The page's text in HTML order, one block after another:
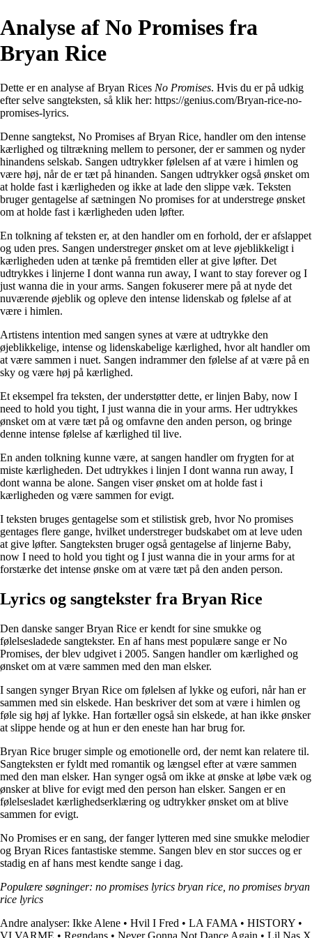
Analyse af No Promises fra
Bryan Rice
Dette er en analyse af Bryan Rices No Promises. Hvis du er på udkig
efter selve sangteksten, så klik her: https://genius.com/Bryan-rice-no-
promises-lyrics.
Denne sangtekst, No Promises af Bryan Rice, handler om den intense
kærlighed og tiltrækning mellem to personer, der er sammen og nyder
hinandens selskab. Sangen udtrykker følelsen af at være i himlen og
være høj, når de er tæt på hinanden. Sangen udtrykker også ønsket om
at holde fast i kærligheden og ikke at lade den slippe væk. Teksten
bruger gentagelse af sætningen No promises for at understrege ønsket
om at holde fast i kærligheden uden løfter.
En tolkning af teksten er, at den handler om en forhold, der er afslappet
og uden pres. Sangen understreger ønsket om at leve øjeblikkeligt i
kærligheden uden at tænke på fremtiden eller at give løfter. Det
udtrykkes i linjerne I dont wanna run away, I want to stay forever og I
just wanna die in your arms. Sangen fokuserer mere på at nyde det
nuværende øjeblik og opleve den intense lidenskab og følelse af at
være i himlen.
Artistens intention med sangen synes at være at udtrykke den
øjeblikkelige, intense og lidenskabelige kærlighed, hvor alt handler om
at være sammen i nuet. Sangen indrammer den følelse af at være på en
sky og være høj på kærlighed.
Et eksempel fra teksten, der understøtter dette, er linjen Baby, now I
need to hold you tight, I just wanna die in your arms. Her udtrykkes
ønsket om at være tæt på og omfavne den anden person, og bringe
denne intense følelse af kærlighed til live.
En anden tolkning kunne være, at sangen handler om frygten for at
miste kærligheden. Det udtrykkes i linjen I dont wanna run away, I
dont wanna be alone. Sangen viser ønsket om at holde fast i
kærligheden og være sammen for evigt.
I teksten bruges gentagelse som et stilistisk greb, hvor No promises
gentages flere gange, hvilket understreger budskabet om at leve uden
at give løfter. Sangteksten bruger også gentagelse af linjerne Baby,
now I need to hold you tight og I just wanna die in your arms for at
forstærke det intense ønske om at være tæt på den anden person.
Lyrics og sangtekster fra Bryan Rice
Den danske sanger Bryan Rice er kendt for sine smukke og
følelsesladede sangtekster. En af hans mest populære sange er No
Promises, der blev udgivet i 2005. Sangen handler om kærlighed og
ønsket om at være sammen med den man elsker.
I sangen synger Bryan Rice om følelsen af lykke og eufori, når han er
sammen med sin elskede. Han beskriver det som at være i himlen og
føle sig høj af lykke. Han fortæller også sin elskede, at han ikke ønsker
at slippe hende og at hun er den eneste han har brug for.
Bryan Rice bruger simple og emotionelle ord, der nemt kan relatere til.
Sangteksten er fyldt med romantik og længsel efter at være sammen
med den man elsker. Han synger også om ikke at ønske at løbe væk og
ønsker at blive for evigt med den person han elsker. Sangen er en
følelsesladet kærlighedserklæring og udtrykker ønsket om at blive
sammen for evigt.
No Promises er en sang, der fanger lytteren med sine smukke melodier
og Bryan Rices fantastiske stemme. Sangen blev en stor succes og er
stadig en af hans mest kendte sange i dag.
Populære søgninger: no promises lyrics bryan rice, no promises bryan
rice lyrics
Andre analyser: Ikke Alene • Hvil I Fred • LA FAMA • HISTORY •
VI VARME • Regndans • Never Gonna Not Dance Again • Lil Nas X